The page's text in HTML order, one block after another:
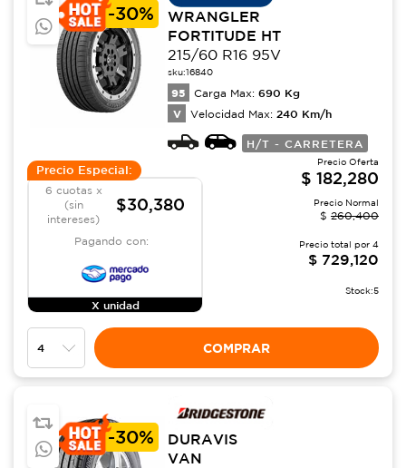
-30%
WRANGLER
FORTITUDE HT
215/60 R16 95V
sku:16840
95 Carga Max: 690 Kg
V Velocidad Max: 240 Km/h
H/T - CARRETERA
Precio Especial:
6 cuotas x
(sin
intereses)
$30,380
Pagando con:
X unidad
Precio Oferta
$ 182,280
Precio Normal
$ 260,400
Precio total por 4
$ 729,120
Stock:5
COMPRAR
-30%
DURAVIS
VAN